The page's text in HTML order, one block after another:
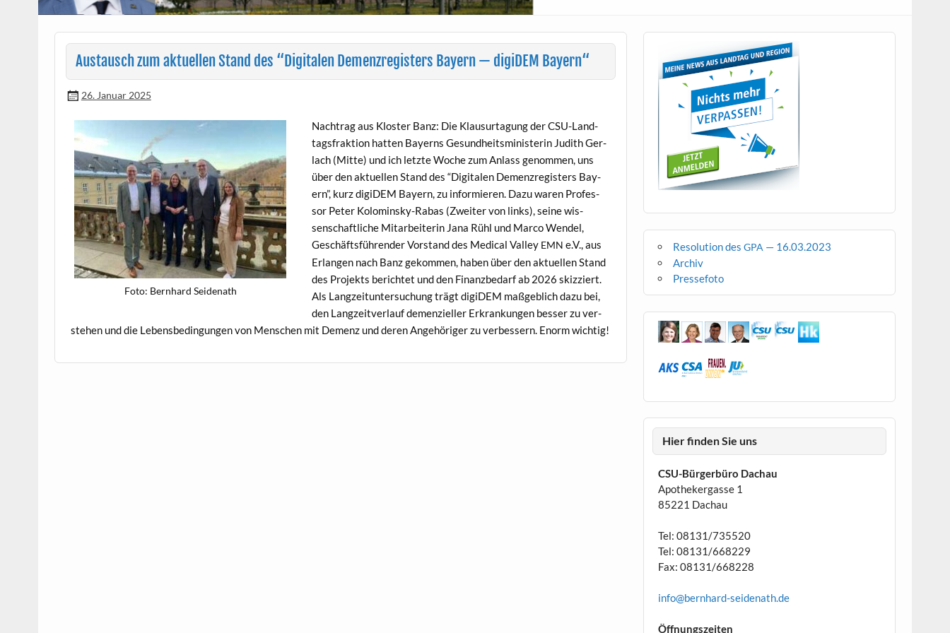
Austausch zum aktuellen Stand des “Digitalen Demenzregisters Bayern — digiDEM Bayern“
26. Januar 2025
Foto: Bern­hard Seidenath
Nach­trag aus Kloster Banz: Die Klausurta­gung der CSU-Land­
tags­frak­tion hat­ten Bay­erns Gesund­heitsmin­is­terin Judith Ger­
lach (Mitte) und ich let­zte Woche zum Anlass genom­men, uns
über den aktuellen Stand des “Dig­i­tal­en Demen­zreg­is­ters Bay­
ern”, kurz digi­DEM Bay­ern, zu informieren. Dazu waren Pro­fes­
sor Peter Kolomin­sky-Rabas (Zweit­er von links), seine wis­
senschaftliche Mitar­bei­t­erin Jana Rühl und Mar­co Wen­del,
Geschäfts­führen­der Vor­stand des Med­ical Val­ley EMN e.V., aus
Erlan­gen nach Banz gekom­men, haben über den aktuellen Stand
des Pro­jek­ts berichtet und den Finanzbe­darf ab 2026 skizziert.
Als Langzeitun­ter­suchung trägt digi­DEM maßge­blich dazu bei,
den Langzeitver­lauf demen­zieller Erkrankun­gen bess­er zu ver­
ste­hen und die Lebens­be­din­gun­gen von Men­schen mit Demenz und deren Ange­höriger zu verbessern. Enorm wichtig!
Resolution desGPA — 16.03.2023
Archiv
Pressefoto
Hier finden Sie uns
CSU-Bürgerbüro Dachau
Apothekergasse 1
85221 Dachau
Tel: 08131/735520
Tel: 08131/668229
Fax: 08131/668228
info@bernhard-seidenath.de
Öffnungszeiten